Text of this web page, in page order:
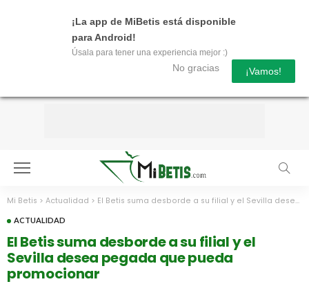
¡La app de MiBetis está disponible
para Android!
Úsala para tener una experiencia mejor :)
No gracias ¡Vamos!
Mi Betis > Actualidad > El Betis suma desborde a su filial y el Sevilla desea pegada que pueda promocionar
ACTUALIDAD
El Betis suma desborde a su filial y el
Sevilla desea pegada que pueda
promocionar